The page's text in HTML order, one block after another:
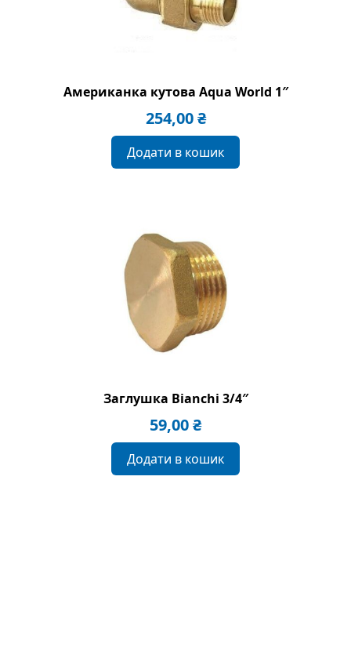
Американка кутова Aqua World 1″
254,00₴
Додати в кошик
Заглушка Bianchi 3/4″
59,00₴
Додати в кошик